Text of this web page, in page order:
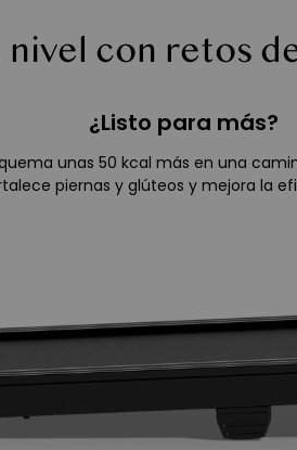
nivel con retos
¿Listo para más?
unas 50 kcal más en una
piernas y glúteos y mejora la